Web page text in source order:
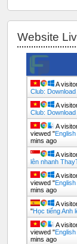
Website
A
Club:
A
Club:
A
viewed "
mins ago
A
lên nhanh
A
viewed "
mins ago
A
"Học tiếng
A
viewed "
mins ago